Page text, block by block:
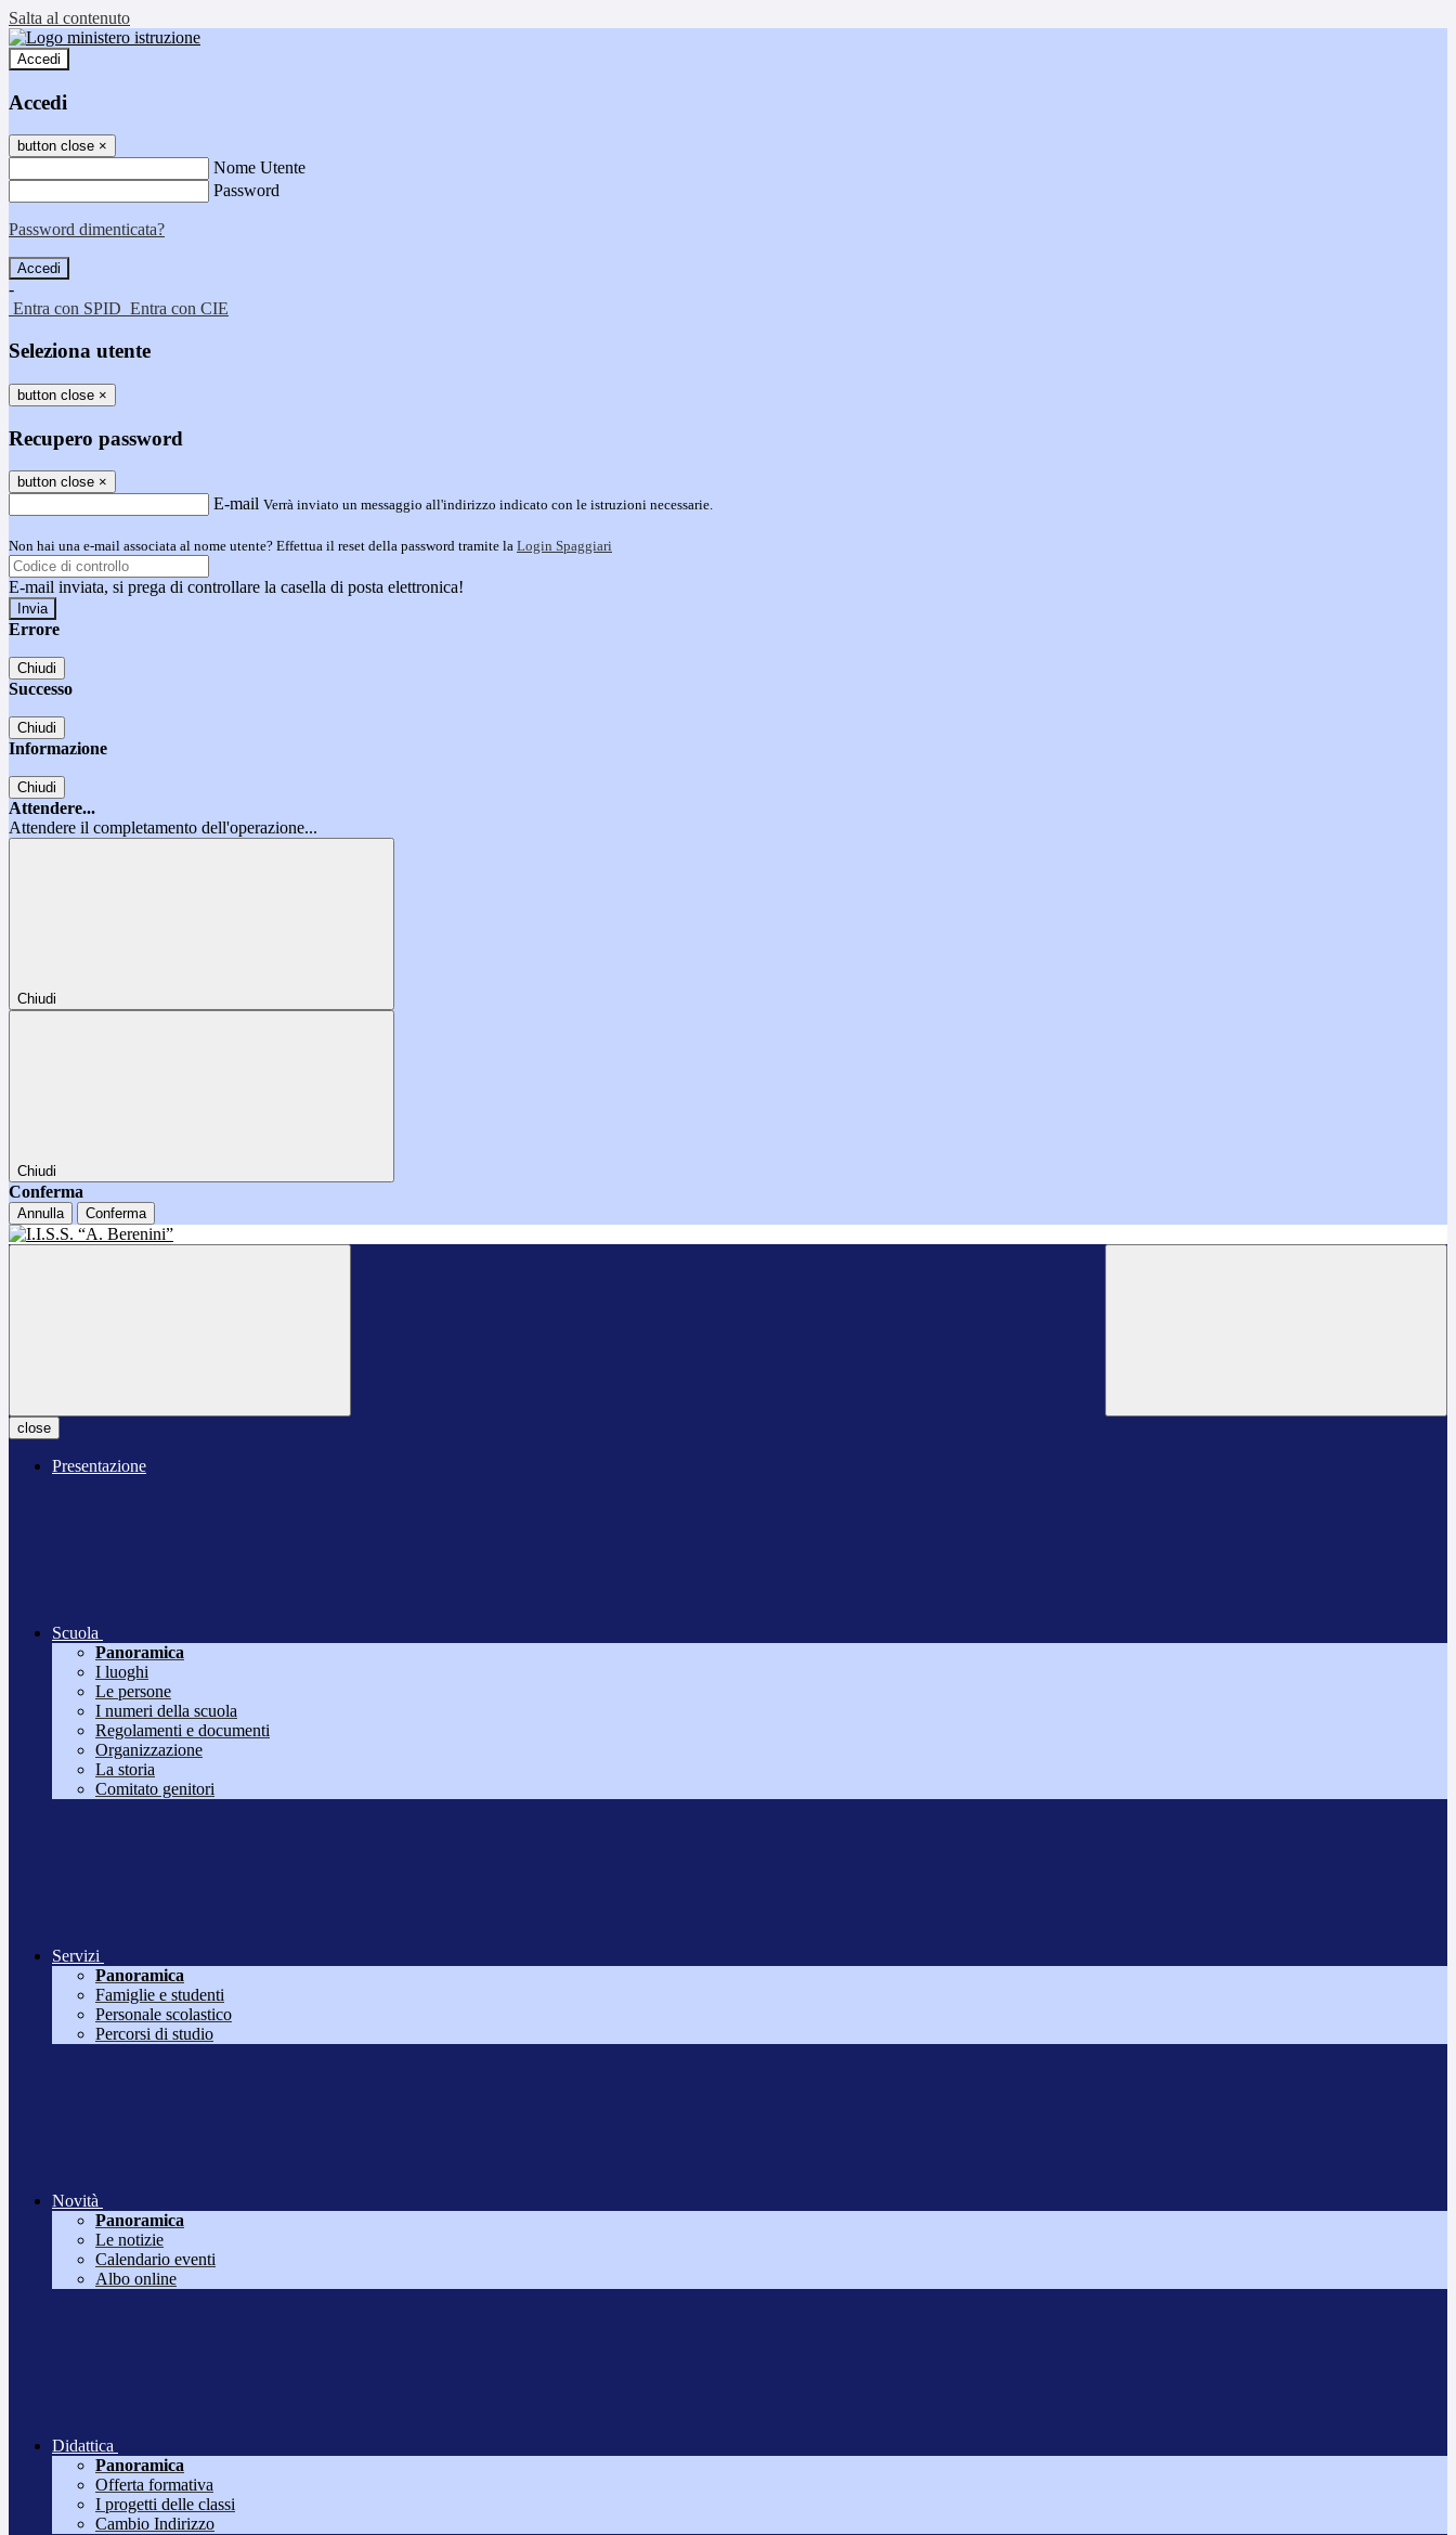
Salta al contenuto
Accedi
Accedi
button close ×
Nome Utente
Password
Password dimenticata?
-
Entra con SPID Entra con CIE
Seleziona utente
button close ×
Recupero password
button close ×
E-mail Verrà inviato un messaggio all'indirizzo indicato con le istruzioni necessarie.
Non hai una e-mail associata al nome utente? Effettua il reset della password tramite la Login Spaggiari
E-mail inviata, si prega di controllare la casella di posta elettronica!
Errore
Chiudi
Successo
Chiudi
Informazione
Chiudi
Attendere...
Attendere il completamento dell'operazione...
Chiudi
Chiudi
Conferma
Annulla Conferma
close
Presentazione
Scuola
Panoramica
I luoghi
Le persone
I numeri della scuola
Regolamenti e documenti
Organizzazione
La storia
Comitato genitori
Servizi
Panoramica
Famiglie e studenti
Personale scolastico
Percorsi di studio
Novità
Panoramica
Le notizie
Calendario eventi
Albo online
Didattica
Panoramica
Offerta formativa
I progetti delle classi
Cambio Indirizzo